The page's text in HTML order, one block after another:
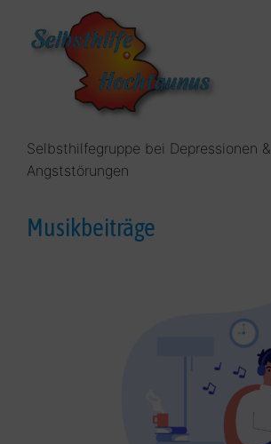
Inhalt
Selbsthilfegruppe bei Depressionen &
Angststörungen
Musikbeiträge